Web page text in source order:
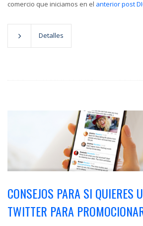
comercio que iniciamos en el anterior post
Detalles
CONSEJOS PARA SI QUIERES
TWITTER PARA